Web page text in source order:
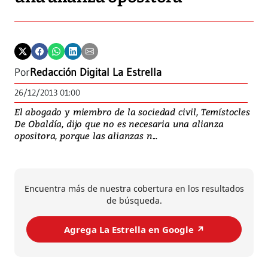
PorRedacción Digital La Estrella
26/12/2013 01:00
El abogado y miembro de la sociedad civil, Temístocles
De Obaldía, dijo que no es necesaria una alianza
opositora, porque las alianzas n...
Encuentra más de nuestra cobertura en los resultados
de búsqueda.
Agrega La Estrella en Google ↗️